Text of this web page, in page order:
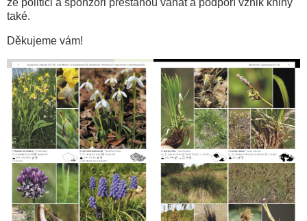
že politici a sponzoři přestanou váhat a podpoří vznik knihy
také.
Děkujeme vám!